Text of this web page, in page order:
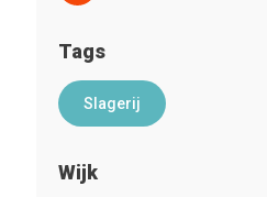
Tags
Slagerij
Wijk